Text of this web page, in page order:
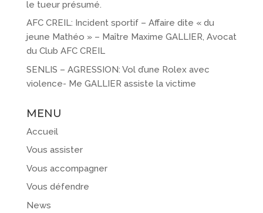
le tueur présumé.
AFC CREIL: Incident sportif – Affaire dite « du
jeune Mathéo » – Maître Maxime GALLIER, Avocat
du Club AFC CREIL
SENLIS – AGRESSION: Vol d’une Rolex avec
violence- Me GALLIER assiste la victime
MENU
Accueil
Vous assister
Vous accompagner
Vous défendre
News